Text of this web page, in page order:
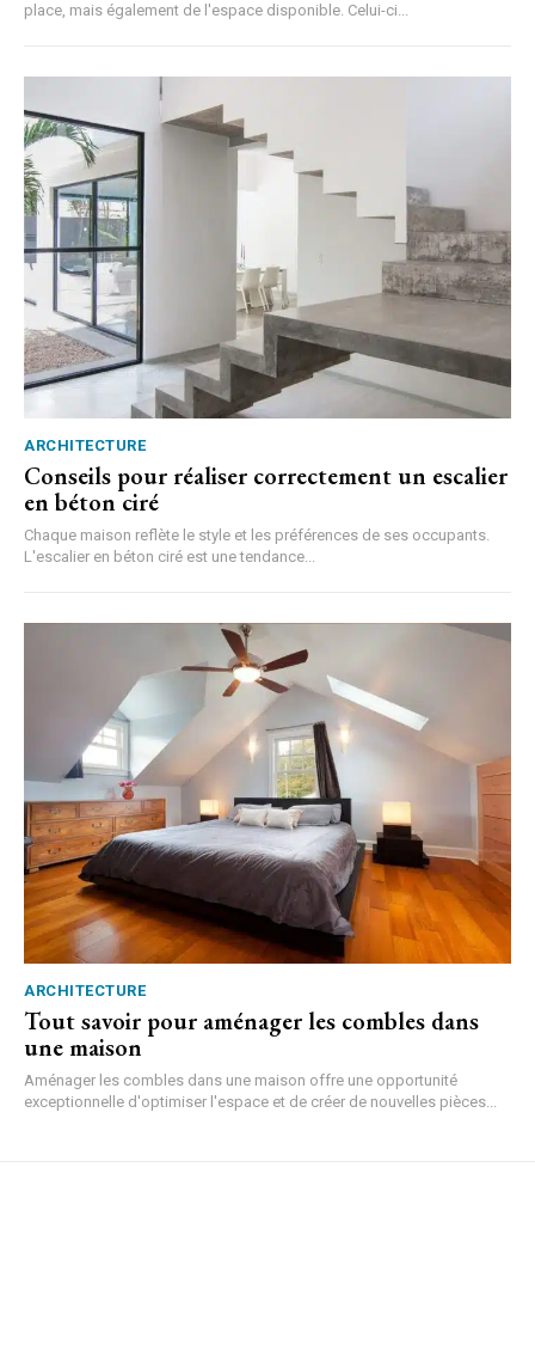
place, mais également de l'espace disponible. Celui-ci...
ARCHITECTURE
Conseils pour réaliser correctement un escalier
en béton ciré
Chaque maison reflète le style et les préférences de ses occupants.
L'escalier en béton ciré est une tendance...
ARCHITECTURE
Tout savoir pour aménager les combles dans
une maison
Aménager les combles dans une maison offre une opportunité
exceptionnelle d'optimiser l'espace et de créer de nouvelles pièces...